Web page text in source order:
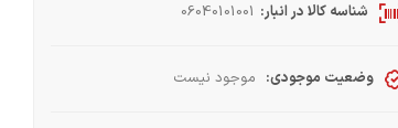
شناسه کالا در انبار: 06040101001
وضعیت موجودی: موجود نیست